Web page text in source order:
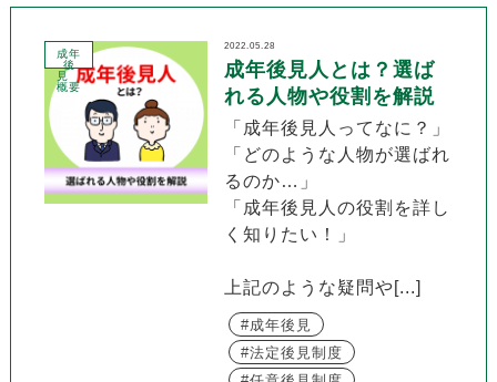
成年
後
見
概要
2022.05.28
成年後見人とは？選ば
れる人物や役割を解説
「成年後見人ってなに？」
「どのような人物が選ばれ
るのか…」
「成年後見人の役割を詳し
く知りたい！」
上記のような疑問や[...]
成年後見
法定後見制度